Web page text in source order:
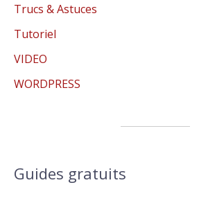
Trucs & Astuces
Tutoriel
VIDEO
WORDPRESS
Guides gratuits